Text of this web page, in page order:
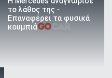
το λάθος της -
Επαναφέρει τα φυσικά
κουμπιά